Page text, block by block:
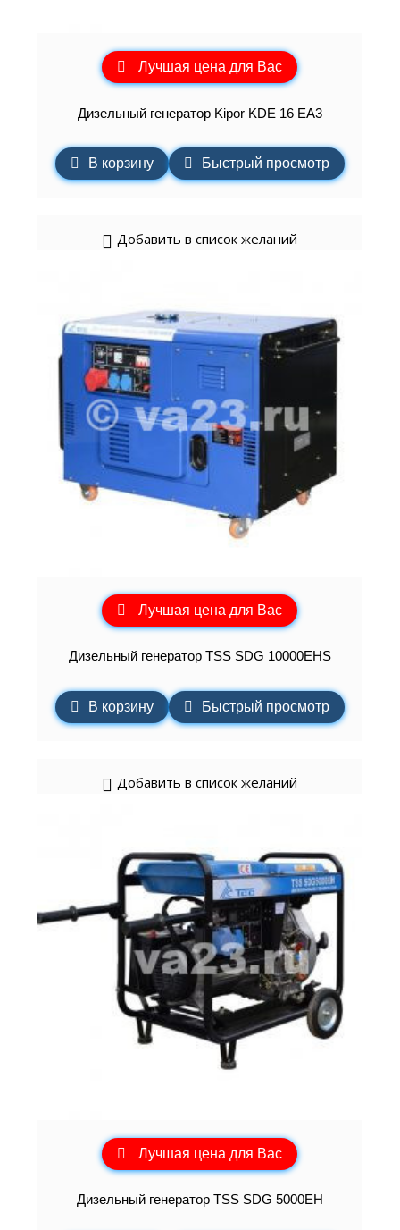
Лучшая цена для Вас
Дизельный генератор Kipor KDE 16 EA3
В корзину Быстрый просмотр
Добавить в список желаний
Лучшая цена для Вас
Дизельный генератор TSS SDG 10000EHS
В корзину Быстрый просмотр
Добавить в список желаний
Лучшая цена для Вас
Дизельный генератор TSS SDG 5000EH